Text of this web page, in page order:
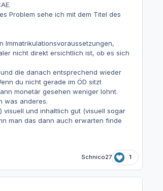
Problem sehe ich mit dem Titel des
Immatrikulationsvoraussetzungen,
nicht direkt ersichtlich ist, ob es sich
die danach entsprechend wieder
du nicht gerade im ÖD sitzt
monetär gesehen weniger lohnt.
was anderes.
visuell und inhaltlich gut (visuell sogar
man das dann auch erwarten finde
Schnico27 1